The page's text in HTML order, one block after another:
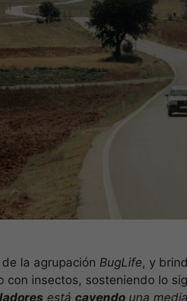
la agrupación BugLife, y
con insectos, sosteniendo lo
está cayendo una